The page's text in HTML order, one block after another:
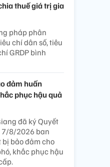
thuế giá trị gia
pháp phân
chí dân số, tiêu
GRDP bình
đảm huấn
phục hậu quả
đã ký Quyết
7/8/2026 ban
bảo đảm cho
khắc phục hậu